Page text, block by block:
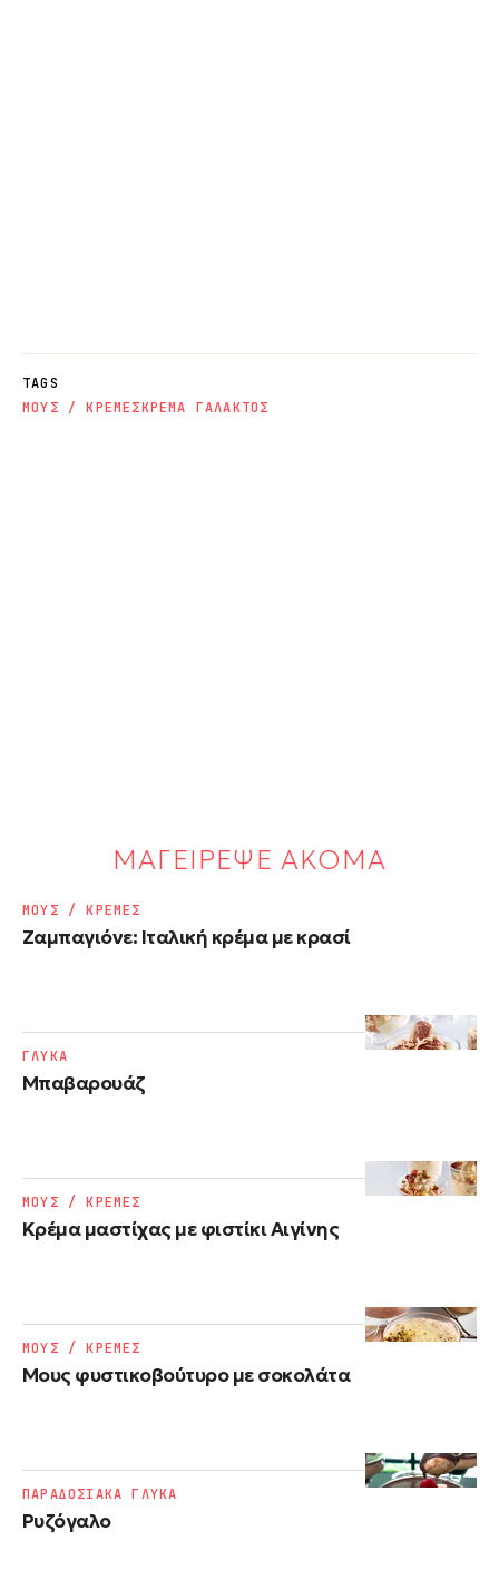
TAGS
ΜΟΥΣ / ΚΡΕΜΕΣΚΡΕΜΑ ΓΑΛΑΚΤΟΣ
ΜΑΓΕΙΡΕΨΕ ΑΚΟΜΑ
Ζαμπαγιόνε: Ιταλική κρέμα με κρασί
ΜΟΥΣ / ΚΡΕΜΕΣ
Μπαβαρουάζ
ΓΛΥΚΑ
Κρέμα μαστίχας με φιστίκι Αιγίνης
ΜΟΥΣ / ΚΡΕΜΕΣ
Μους φυστικοβούτυρο με σοκολάτα
ΜΟΥΣ / ΚΡΕΜΕΣ
Ρυζόγαλο
ΠΑΡΑΔΟΣΙΑΚΑ ΓΛΥΚΑ